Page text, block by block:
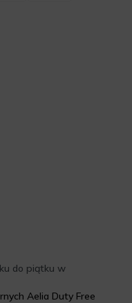
do piątku w
Aelia Duty Free